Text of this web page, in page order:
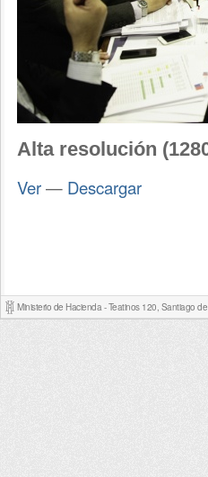
Alta resolución
Ver— Descargar
Ministerio de Hacienda - Teatinos 120, Santiago